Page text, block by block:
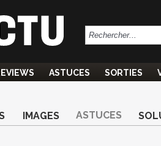
ASTUCES SORTIES
IMAGES ASTUCES